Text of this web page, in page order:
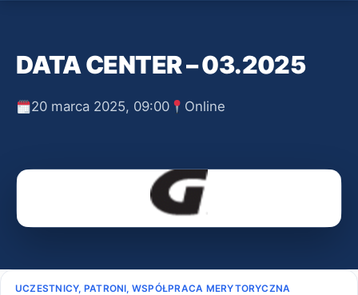
DATA CENTER – 03.2025
20 marca 2025, 09:00 Online
UCZESTNICY, PATRONI, WSPÓŁPRACA MERYTORYCZNA